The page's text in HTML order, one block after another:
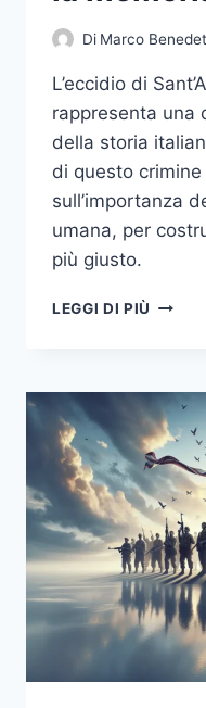
Di Marco
L’eccidio di
rappresenta una
della storia
di questo
sull’importanza
umana, per
più giusto.
LEGGI DI PIÙ
UN
PER
LA
E
LA
PACE